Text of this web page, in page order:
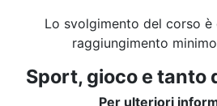
Lo svolgimento del corso
raggiungimento
Sport, gioco e tanto
Per ulteriori